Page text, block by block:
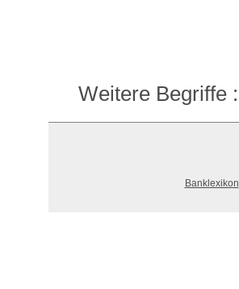
Weitere Begriffe :
Banklexikon